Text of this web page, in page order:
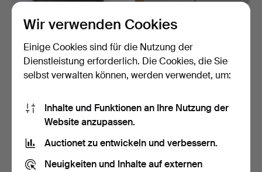
SPIELDOSE ANTIK/
POLYPHON KALLIOPE
17 Gebote
694 USD
10 POLYPHON
BLECHPLATTEN
8 Gebote
133 USD
Wir verwenden Cookies
Einige Cookies sind für die Nutzung der
Dienstleistung erforderlich. Die Cookies, die Sie
selbst verwalten können, werden verwendet, um:
Inhalte und Funktionen an Ihre Nutzung der
Website anzupassen.
Auctionet zu entwickeln und verbessern.
Neuigkeiten und Inhalte auf externen